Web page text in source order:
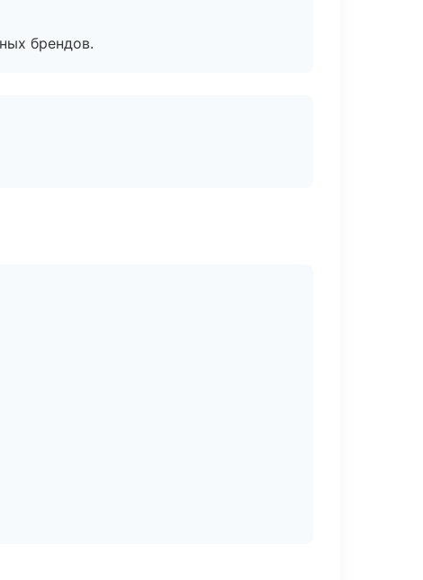
брендов.